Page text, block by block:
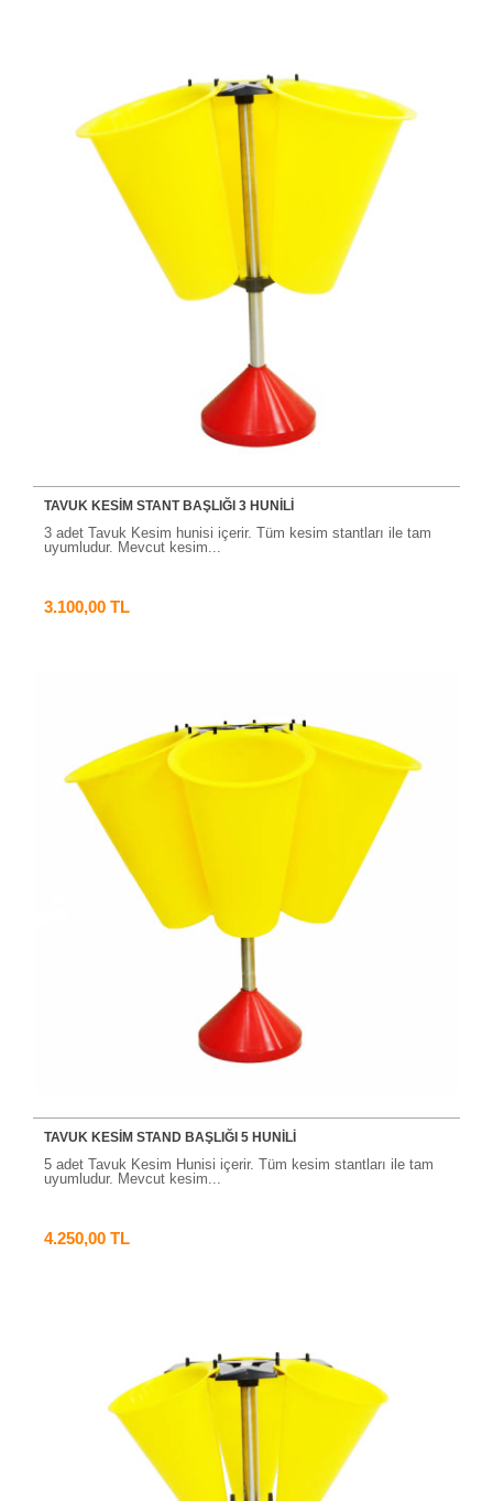
TAVUK KESİM STANT BAŞLIĞI 3 HUNİLİ
3 adet Tavuk Kesim hunisi içerir. Tüm kesim stantları ile tam
uyumludur. Mevcut kesim...
3.100,00 TL
TAVUK KESİM STAND BAŞLIĞI 5 HUNİLİ
5 adet Tavuk Kesim Hunisi içerir. Tüm kesim stantları ile tam
uyumludur. Mevcut kesim...
4.250,00 TL